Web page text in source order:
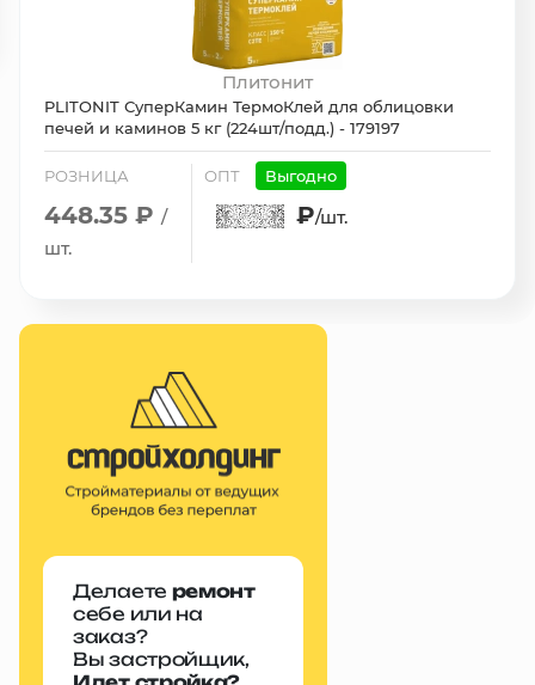
Плитонит
PLITONIT СуперКамин ТермоКлей для облицовки
печей и каминов 5 кг (224шт/подд.) - 179197
РОЗНИЦА
448.35 ₽ /
шт.
ОПТ Выгодно
₽/шт.
Делаете ремонт
себе или на
заказ?
Вы застройщик,